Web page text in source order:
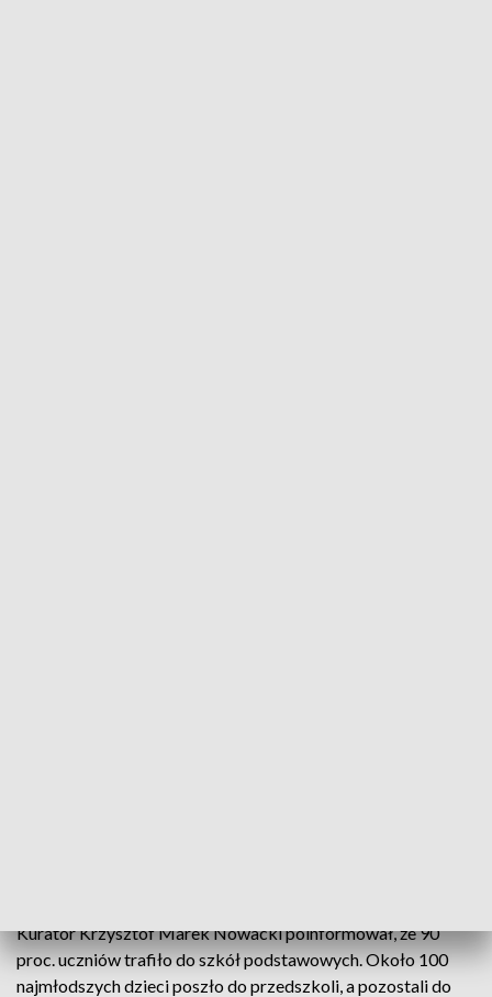
Kurator Krzysztof Marek Nowacki poinformował, że 90
proc. uczniów trafiło do szkół podstawowych. Około 100
najmłodszych dzieci poszło do przedszkoli, a pozostali do